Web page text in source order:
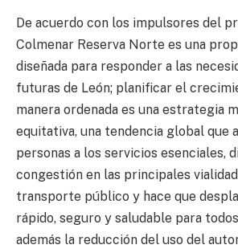
De acuerdo con los impulsores del
Colmenar Reserva Norte es una
diseñada para responder a las
futuras de León; planificar el
manera ordenada es una estrategia
equitativa, una tendencia global que
personas a los servicios esenciales,
congestión en las principales
transporte público y hace que
rápido, seguro y saludable para
además la reducción del uso del